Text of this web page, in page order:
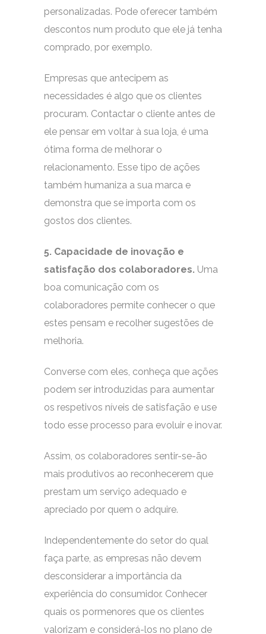
personalizadas. Pode oferecer também
descontos num produto que ele já tenha
comprado, por exemplo.
Empresas que antecipem as
necessidades é algo que os clientes
procuram. Contactar o cliente antes de
ele pensar em voltar à sua loja, é uma
ótima forma de melhorar o
relacionamento. Esse tipo de ações
também humaniza a sua marca e
demonstra que se importa com os
gostos dos clientes.
5. Capacidade de inovação e
satisfação dos colaboradores. Uma
boa comunicação com os
colaboradores permite conhecer o que
estes pensam e recolher sugestões de
melhoria.
Converse com eles, conheça que ações
podem ser introduzidas para aumentar
os respetivos níveis de satisfação e use
todo esse processo para evoluir e inovar.
Assim, os colaboradores sentir-se-ão
mais produtivos ao reconhecerem que
prestam um serviço adequado e
apreciado por quem o adquire.
Independentemente do setor do qual
faça parte, as empresas não devem
desconsiderar a importância da
experiência do consumidor. Conhecer
quais os pormenores que os clientes
valorizam e considerá-los no plano de